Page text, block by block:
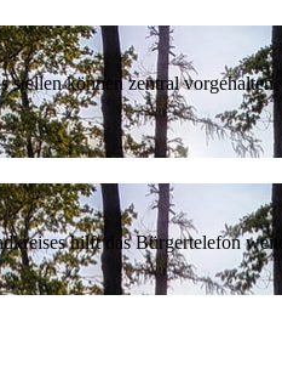
können zentral
hilft das Bürgertelefon